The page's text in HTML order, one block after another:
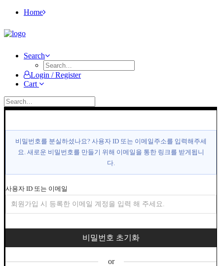
Home
Search
Login / Register
Cart
비밀번호를 분실하셨나요? 사용자 ID 또는 이메일주소를 입력해주세
요. 새로운 비밀번호를 만들기 위해 이메일을 통한 링크를 받게됩니
다.
사용자 ID 또는 이메일
or